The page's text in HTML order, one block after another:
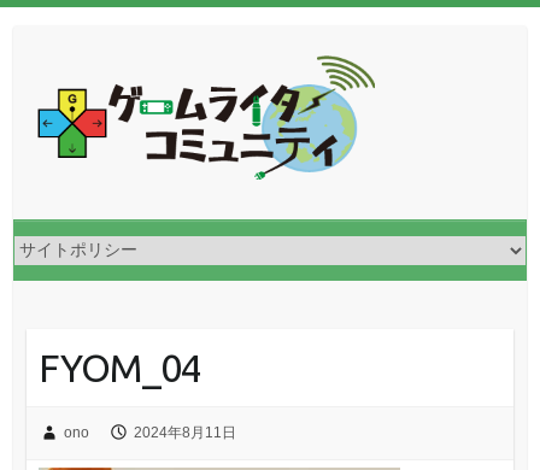
FYOM_04
ono 2024年8月11日